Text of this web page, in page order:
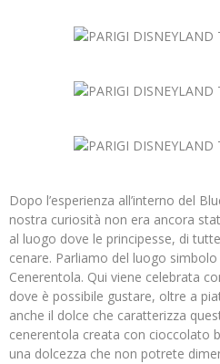
Dopo l’esperienza all’interno del
nostra curiosità non era ancora
al luogo dove le principesse, di
cenare. Parliamo del luogo
Cenerentola. Qui viene celebrata
dove è possibile gustare, oltre a
anche il dolce che caratterizza
cenerentola creata con cioccolato
una dolcezza che non potrete